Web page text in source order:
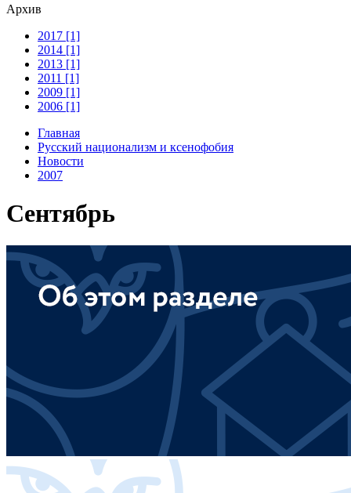
Архив
2017 [1]
2014 [1]
2013 [1]
2011 [1]
2009 [1]
2006 [1]
Главная
Русский национализм и ксенофобия
Новости
2007
Сентябрь